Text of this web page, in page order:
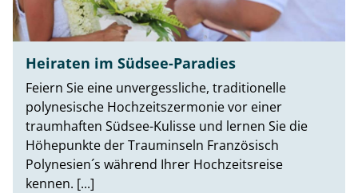
Heiraten im Südsee-Paradies
Feiern Sie eine unvergessliche, traditionelle
polynesische Hochzeitszermonie vor einer
traumhaften Südsee-Kulisse und lernen Sie die
Höhepunkte der Trauminseln Französisch
Polynesien´s während Ihrer Hochzeitsreise
kennen. [...]